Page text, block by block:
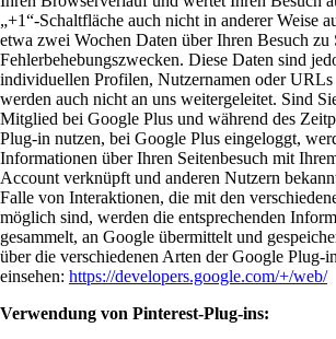
„+1“-Schaltfläche auch nicht in anderer Weise
etwa zwei Wochen Daten über Ihren Besuch zu
Fehlerbehebungszwecken. Diese Daten sind
individuellen Profilen, Nutzernamen oder URLs
werden auch nicht an uns weitergeleitet. Sind
Mitglied bei Google Plus und während des
Plug-in nutzen, bei Google Plus eingeloggt,
Informationen über Ihren Seitenbesuch mit
Account verknüpft und anderen Nutzern
Falle von Interaktionen, die mit den
möglich sind, werden die entsprechenden
gesammelt, an Google übermittelt und
über die verschiedenen Arten der Google Plug-
einsehen: https://developers.google.com/+/web/
Verwendung von Pinterest-Plug-ins: